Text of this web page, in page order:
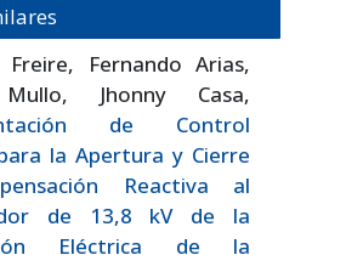
Freire, Fernando Arias,
Jhonny Casa,
de Control
la Apertura y Cierre
Reactiva al
de 13,8 kV de la
Eléctrica de la